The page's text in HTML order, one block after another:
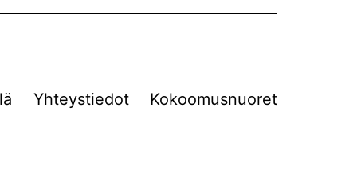
Yhteystiedot Kokoomusnuoret